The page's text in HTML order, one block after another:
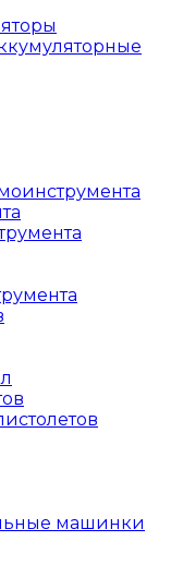
машинки